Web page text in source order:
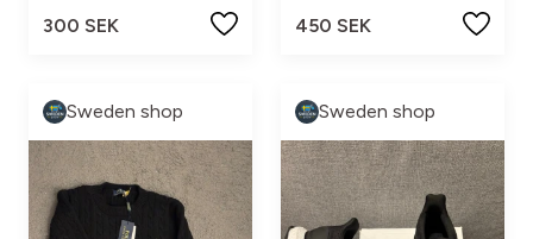
300 SEK
450 SEK
Sweden shop Sweden shop